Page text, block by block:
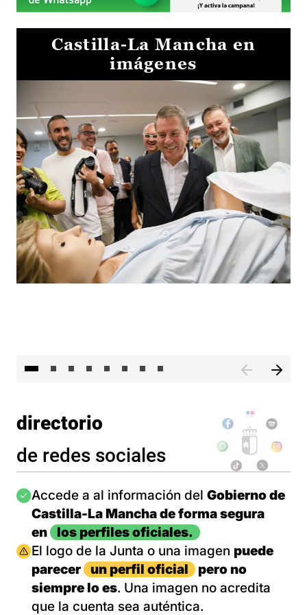
Castilla-La Mancha en
imágenes
directorio
de redes sociales
Imagen
Accede a al información del Gobierno de
Castilla-La Mancha de forma segura
en
los perfiles oficiales.
Imagen
El logo de la Junta o una imagen puede
parecer
un perfil oficial
pero no
siempre lo es. Una imagen no acredita
que la cuenta sea auténtica.